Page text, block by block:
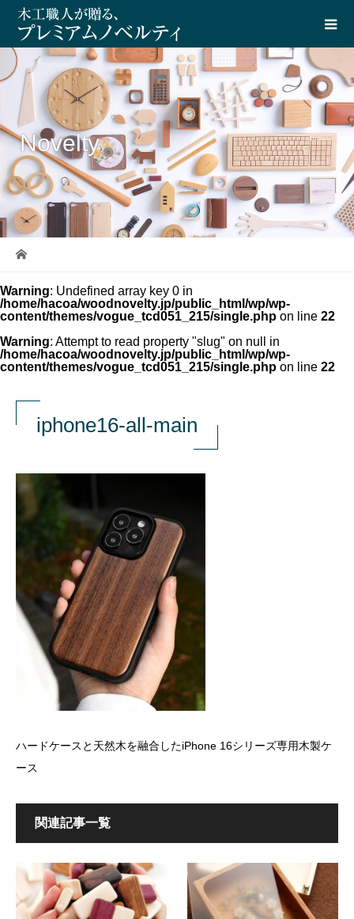
Novelty
Warning: Undefined array key 0 in
/home/hacoa/woodnovelty.jp/public_html/wp/wp-
content/themes/vogue_tcd051_215/single.php on line 22
Warning: Attempt to read property "slug" on null in
/home/hacoa/woodnovelty.jp/public_html/wp/wp-
content/themes/vogue_tcd051_215/single.php on line 22
iphone16-all-main
ハードケースと天然木を融合したiPhone 16シリーズ専用木製ケ
ース
関連記事一覧